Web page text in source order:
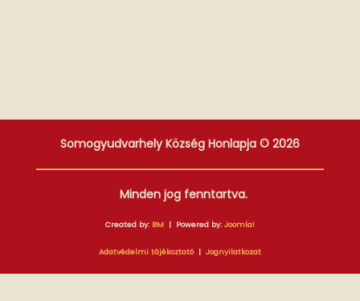
Somogyudvarhely Község Honlapja © 2026
Minden jog fenntartva.
Created by: BM | Powered by: Joomla!
Adatvédelmi tájékoztató| Jognyilatkozat